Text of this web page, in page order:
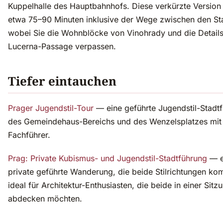
Kuppelhalle des Hauptbahnhofs. Diese verkürzte
etwa 75–90 Minuten inklusive der Wege zwischen den
wobei Sie die Wohnblöcke von Vinohrady und die
Lucerna-Passage verpassen.
Tiefer eintauchen
Prager Jugendstil-Tour — eine geführte Jugendstil-
des Gemeindehaus-Bereichs und des Wenzelsplatzes
Fachführer.
Prag: Private Kubismus- und Jugendstil-Stadtführung —
private geführte Wanderung, die beide Stilrichtungen
ideal für Architektur-Enthusiasten, die beide in einer
abdecken möchten.